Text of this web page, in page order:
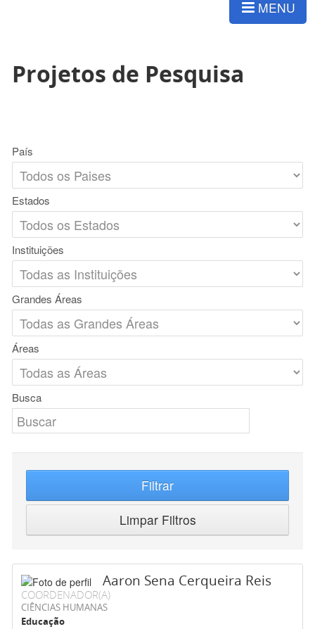
MENU
Projetos de Pesquisa
País
Estados
Instituições
Grandes Áreas
Áreas
Busca
Filtrar
Limpar Filtros
Aaron Sena Cerqueira Reis
COORDENADOR(A)
CIÊNCIAS HUMANAS
Educação